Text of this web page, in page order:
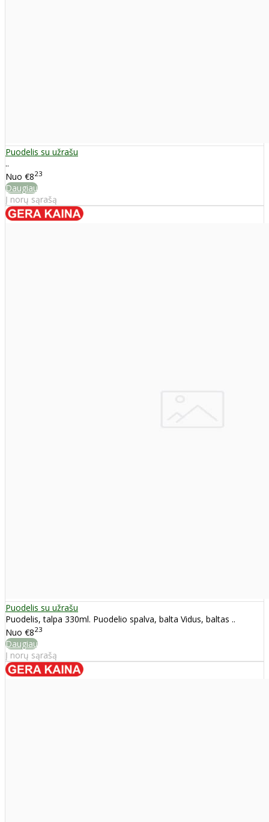
Puodelis su užrašu
..
Nuo €823
Daugiau
Į norų sąrašą
Puodelis su užrašu
Puodelis, talpa 330ml. Puodelio spalva, balta Vidus, baltas ..
Nuo €823
Daugiau
Į norų sąrašą